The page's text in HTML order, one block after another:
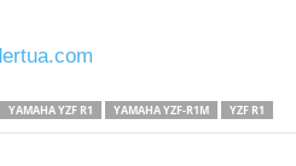
YAMAHA YZF R1 YAMAHA YZF-R1M YZF R1